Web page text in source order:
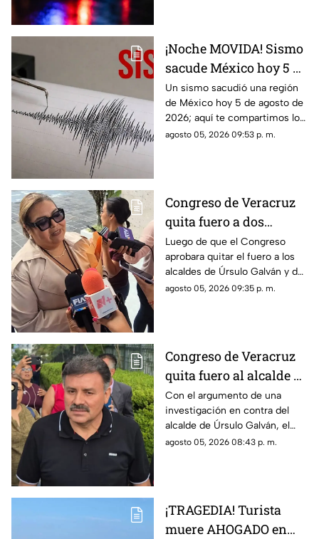
¡Noche MOVIDA! Sismo
sacude México hoy 5 de
agosto de 2026 ¿Cuál
fue la magnitud?
Un sismo sacudió una región
de México hoy 5 de agosto de
2026; aquí te compartimos los
detalles.
agosto 05, 2026 09:53 p. m.
Congreso de Veracruz
quita fuero a dos
alcaldes de
Movimiento
Ciudadano; podrían ser
detenidos
Luego de que el Congreso
aprobara quitar el fuero a los
alcaldes de Úrsulo Galván y de
Ixhuatlán del Sureste, estos
agosto 05, 2026 09:35 p. m.
Congreso de Veracruz
quita fuero al alcalde de
Úrsulo Galván por
investigación en su
contra ¿De qué lo
acusan?
Con el argumento de una
investigación en contra del
alcalde de Úrsulo Galván, el
Congreso de Veracruz le quitó
agosto 05, 2026 08:43 p. m.
¡TRAGEDIA! Turista
muere AHOGADO en